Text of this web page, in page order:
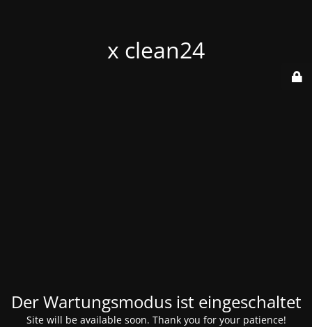
x clean24
Der Wartungsmodus ist eingeschaltet
Site will be available soon. Thank you for your patience!